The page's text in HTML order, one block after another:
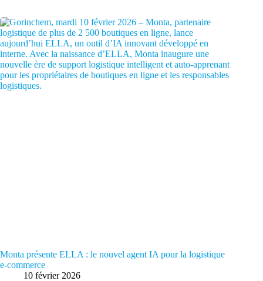
Monta présente ELLA : le nouvel agent IA pour la logistique
e-commerce
10 février 2026